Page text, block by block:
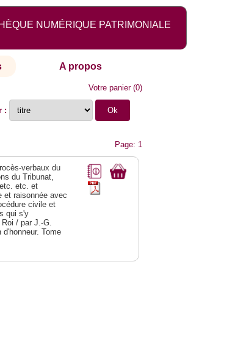
NUMÉRIQUE PATRIMONIALE
A propos
Votre panier(0)
:
Page: 1
verbaux du
du Tribunat,
etc. et
et raisonnée avec
civile et
qui s'y
/ par J.-G.
Tome